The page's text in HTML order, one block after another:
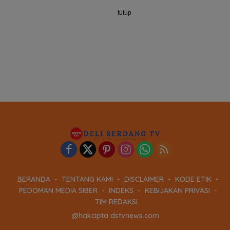
BERANDA TENTANG KAMI DISCLAIMER
KODE ETIK
PEDOMAN MEDIA SIBER
INDEKS
KEBIJAKAN PRIVASI
TIM REDAKSI
@hakcipta dstvnews.com
tutup